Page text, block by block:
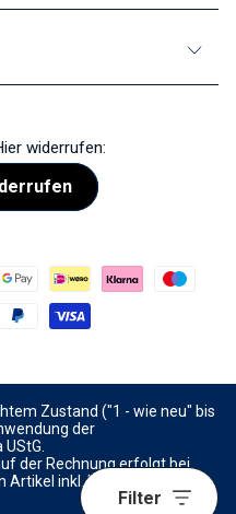
Filter
widerrufen:
Zustand ("1 - wie neu" bis
der
der Rechnung erfolgt bei
inkl. MwSt. - zzgl.